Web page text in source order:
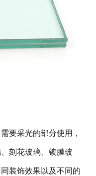
联系我们
要采光的部分使用，
刻花玻璃、镀膜玻
装饰效果以及不同的